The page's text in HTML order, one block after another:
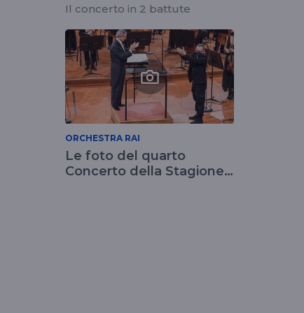
Il concerto in 2 battute
ORCHESTRA RAI
Le foto del quarto
Concerto della Stagione